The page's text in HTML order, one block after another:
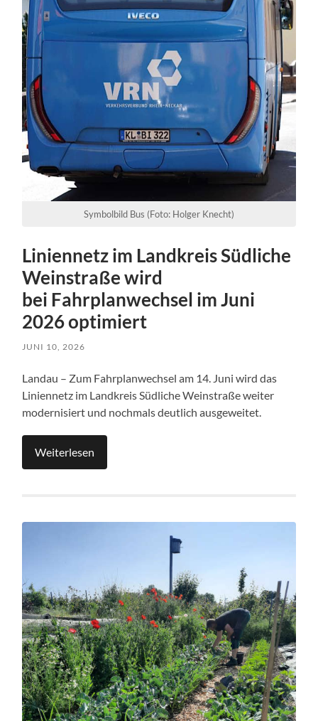
Symbolbild Bus (Foto: Holger Knecht)
Liniennetz im Landkreis Südliche
Weinstraße wird
bei Fahrplanwechsel im Juni
2026 optimiert
JUNI 10, 2026
Landau – Zum Fahrplanwechsel am 14. Juni wird das
Liniennetz im Landkreis Südliche Weinstraße weiter
modernisiert und nochmals deutlich ausgeweitet.
Weiterlesen